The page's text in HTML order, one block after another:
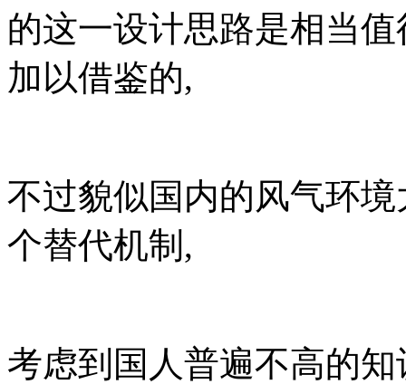
的这一设计思路是相当
加以借鉴的,
不过貌似国内的风气环
个替代机制,
考虑到国人普遍不高的